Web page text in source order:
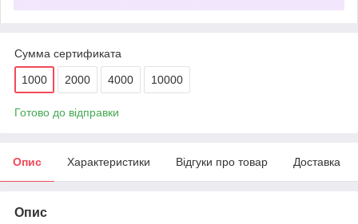
Сумма сертификата
1000 2000 4000 10000
Готово до відправки
Опис Характеристики Відгуки про товар Доставка
Опис